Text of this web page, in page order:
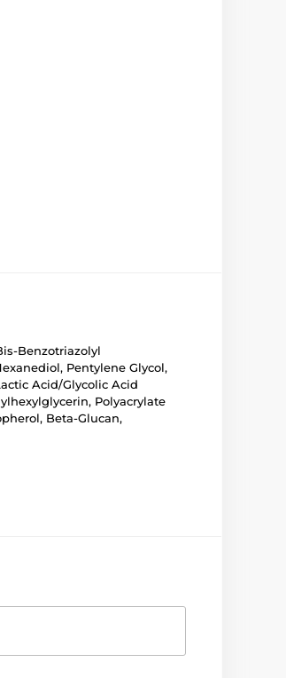
Benzotriazolyl
Pentylene Glycol,
Acid/Glycolic Acid
Polyacrylate
Beta-Glucan,